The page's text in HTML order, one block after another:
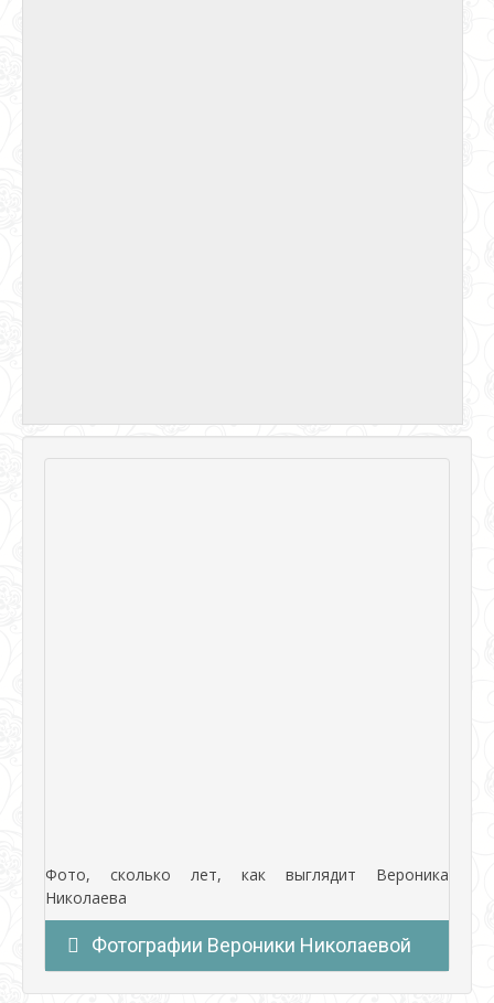
Фото, сколько лет, как выглядит Вероника
Николаева
Фотографии Вероники Николаевой